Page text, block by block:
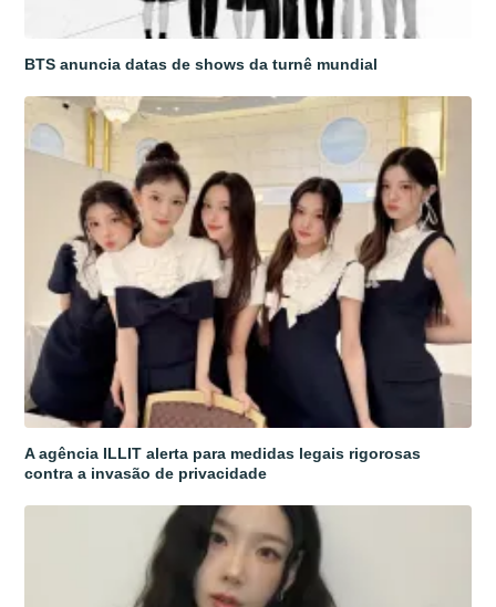
BTS anuncia datas de shows da turnê mundial
A agência ILLIT alerta para medidas legais rigorosas
contra a invasão de privacidade